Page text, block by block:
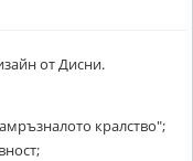
от Дисни.
кралство";